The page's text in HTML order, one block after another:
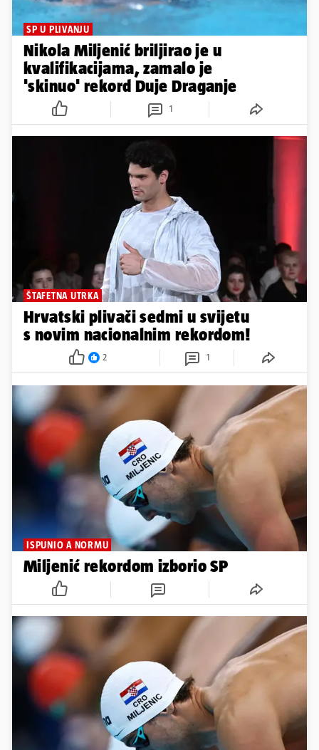
SP U PLIVANJU
Nikola Miljenić briljirao je u
kvalifikacijama, zamalo je
'skinuo' rekord Duje Draganje
1
ŠTAFETNA UTRKA
Hrvatski plivači sedmi u svijetu
s novim nacionalnim rekordom!
2 1
ISPUNIO A NORMU
Miljenić rekordom izborio SP